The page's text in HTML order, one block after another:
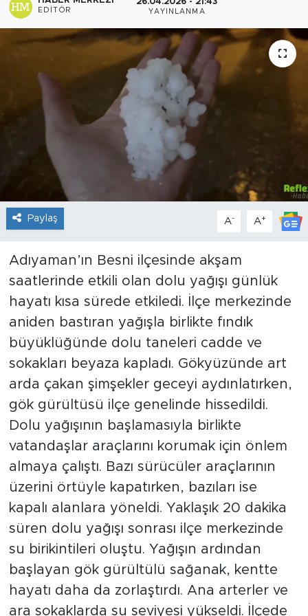
EDITÖR
26.04.2026 - 21:43
YAYINLANMA
Paylaş A- A+
Adıyaman’ın Besni ilçesinde akşam
saatlerinde etkili olan dolu yağışı günlük
hayatı kısa sürede etkiledi. İlçe merkezinde
aniden bastıran yağışla birlikte fındık
büyüklüğünde dolu taneleri cadde ve
sokakları beyaza kapladı. Gökyüzünde art
arda çakan şimşekler geceyi aydınlatırken,
gök gürültüsü ilçe genelinde hissedildi.
Dolu yağışının başlamasıyla birlikte
vatandaşlar araçlarını korumak için önlem
almaya çalıştı. Bazı sürücüler araçlarının
üzerini örtüyle kapatırken, bazıları ise
kapalı alanlara yöneldi. Yaklaşık 20 dakika
süren dolu yağışı sonrası ilçe merkezinde
su birikintileri oluştu. Yağışın ardından
başlayan gök gürültülü sağanak, kentte
hayatı daha da zorlaştırdı. Ana arterler ve
ara sokaklarda su seviyesi yükseldi. İlçede